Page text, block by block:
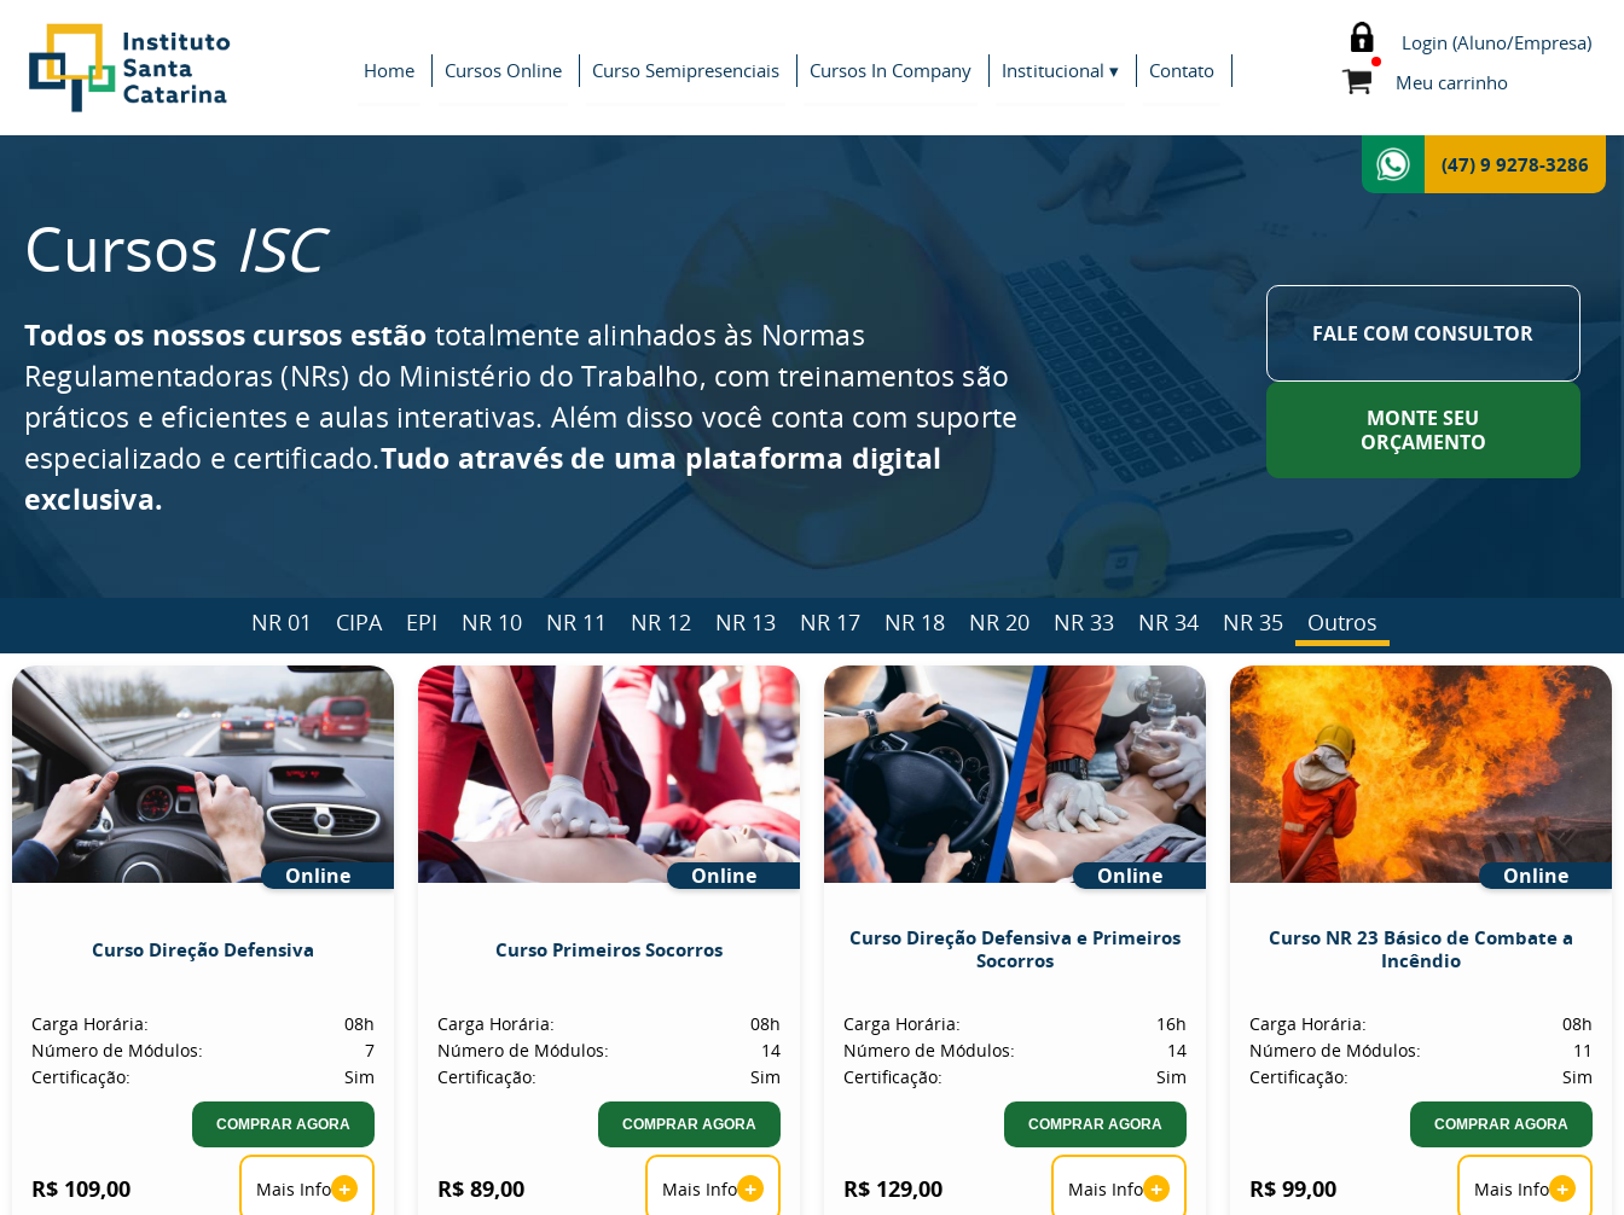
Home Cursos Online Curso Semipresenciais Cursos In Company Institucional ▾ Contato
Login (Aluno/Empresa)
Meu carrinho
(47) 9 9278-3286
Cursos ISC
Todos os nossos cursos estão totalmente alinhados às Normas
Regulamentadoras (NRs) do Ministério do Trabalho, com treinamentos são
práticos e eficientes e aulas interativas. Além disso você conta com suporte
especializado e certificado.Tudo através de uma plataforma digital
exclusiva.
FALE COM CONSULTOR
MONTE SEU
ORÇAMENTO
NR 01 CIPA EPI NR 10 NR 11 NR 12 NR 13 NR 17 NR 18 NR 20 NR 33 NR 34 NR 35 Outros
Online
Curso Direção Defensiva
Carga Horária:
08h
Número de Módulos:
7
Certificação:
Sim
COMPRAR AGORA
R$ 109,00 Mais Info +
Online
Curso Primeiros Socorros
Carga Horária:
08h
Número de Módulos:
14
Certificação:
Sim
COMPRAR AGORA
R$ 89,00 Mais Info +
Online
Curso Direção Defensiva e Primeiros
Socorros
Carga Horária:
16h
Número de Módulos:
14
Certificação:
Sim
COMPRAR AGORA
R$ 129,00 Mais Info +
Online
Curso NR 23 Básico de Combate a
Incêndio
Carga Horária:
08h
Número de Módulos:
11
Certificação:
Sim
COMPRAR AGORA
R$ 99,00 Mais Info +